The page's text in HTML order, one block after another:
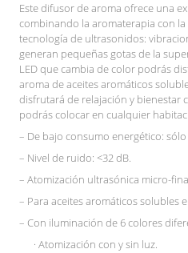
Este difusor de aroma ofrece una
combinando la aromaterapia con
tecnología de ultrasonidos:
generan pequeñas gotas de la
LED que cambia de color podrás
aroma de aceites aromáticos
disfrutará de relajación y bienestar
podrás colocar en cualquier
– De bajo consumo energético: sólo
– Nivel de ruido: <32 dB.
– Atomización ultrasónica micro-
– Para aceites aromáticos solubles
– Con iluminación de 6 colores
· Atomización con y sin luz.